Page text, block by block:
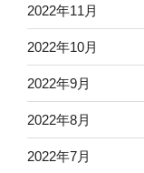
2022年11月
2022年10月
2022年9月
2022年8月
2022年7月